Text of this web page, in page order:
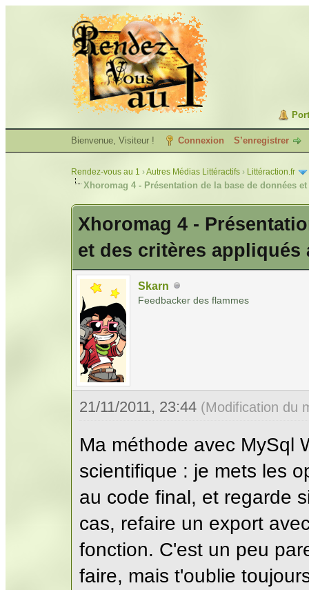
Bienvenue, Visiteur ! Connexion S’enregistrer
Rendez-vous au 1 ›Autres Médias Littéractifs › Littéraction.fr
Xhoromag 4 - Présentation de la base de données
Xhoromag 4 -
et des critères appliqués
Skarn
Feedbacker des flammes
21/11/2011, 23:44 (Modification du
Ma méthode avec MySql
scientifique : je mets les
au code final, et regarde
cas, refaire un export
fonction. C'est un peu
faire, mais t'oublie